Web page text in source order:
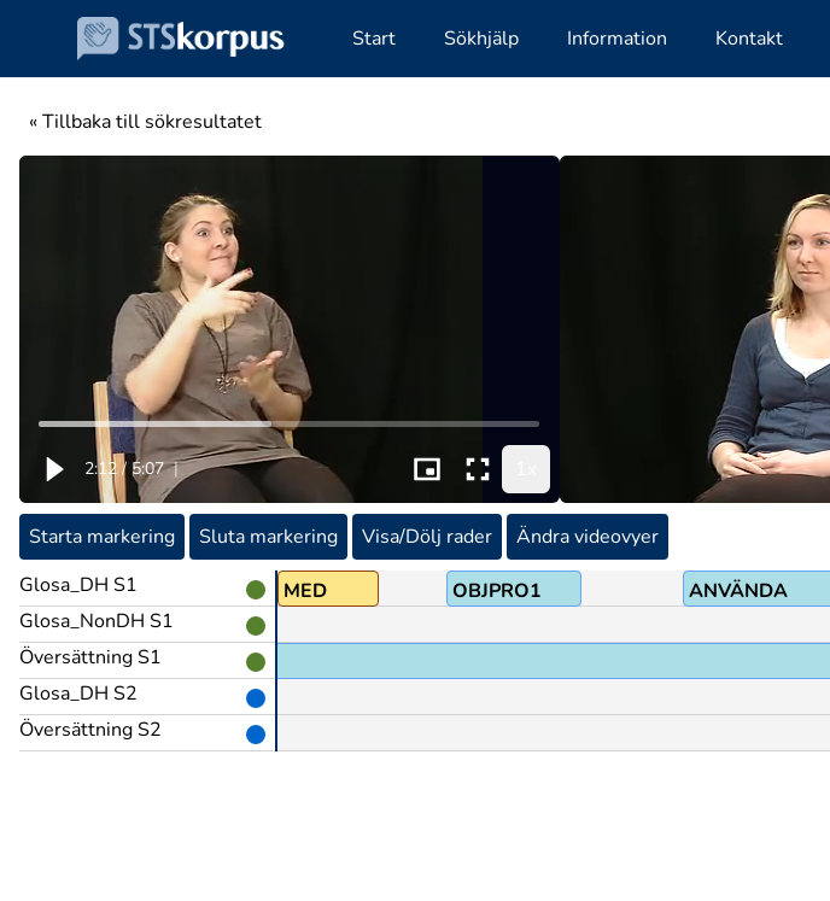
Start Sökhjälp Information Kontakt
« Tillbaka till sökresultatet
2:12 / 5:07 |
Starta markering Sluta markering Visa/Dölj rader
Ändra videovyer
Glosa_DH S1
Glosa_NonDH S1
Översättning S1
Glosa_DH S2
Översättning S2
SIG-HEM MED OBJPRO1 ANVÄNDA
förstå vad jag sa